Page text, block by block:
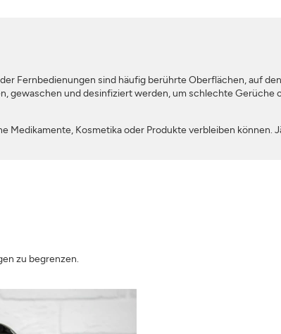
Fernbedienungen sind häufig berührte Oberflächen, auf
gewaschen und desinfiziert werden, um schlechte Gerüche
Kosmetika oder Produkte verbleiben können.
zu begrenzen.